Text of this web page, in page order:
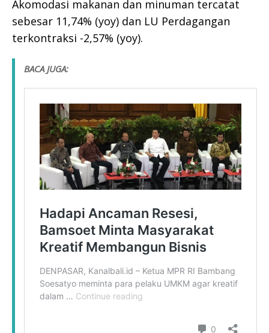
Akomodasi makanan dan minuman tercatat
sebesar 11,74% (yoy) dan LU Perdagangan
terkontraksi -2,57% (yoy).
BACA JUGA: